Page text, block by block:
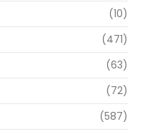
(10)
(471)
(63)
(72)
(587)